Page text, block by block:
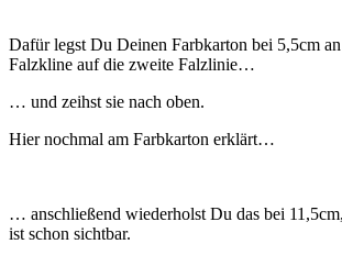
Dafür legst Du Deinen Farbkarton bei 5,5cm
Falzkline auf die zweite Falzlinie…
… und zeihst sie nach oben.
Hier nochmal am Farbkarton erklärt…
… anschließend wiederholst Du das bei
ist schon sichtbar.